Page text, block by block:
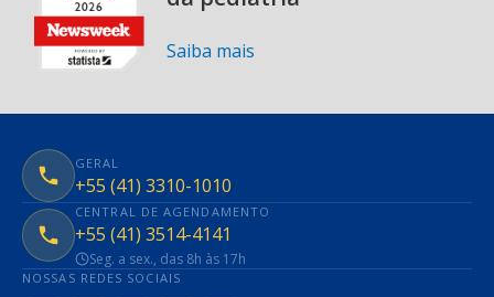
Saiba mais
GERAL
+55 (41) 3310-1010
CENTRAL DE AGENDAMENTO
+55 (41) 3514-4141
Seg. a sex., das 8h às 17h
NOSSAS REDES SOCIAIS